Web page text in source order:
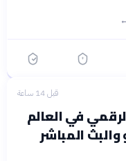
قبل 14 ساعة
في العالم
المباشر